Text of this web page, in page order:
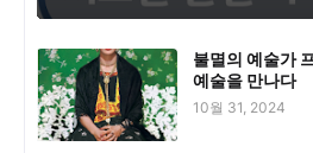
불멸의 예술가
예술을 만나다
10월 31, 2024